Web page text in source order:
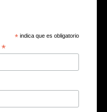
* indica que es obligatorio
*